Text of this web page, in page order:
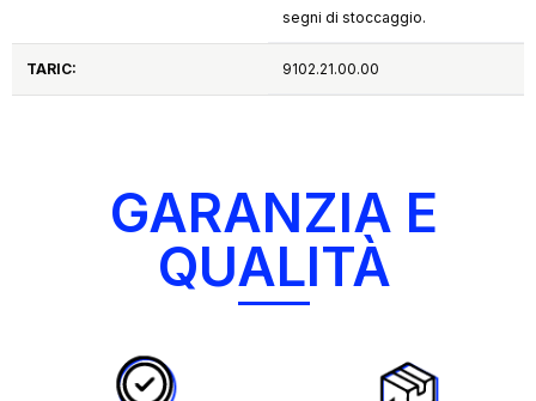
segni di stoccaggio.
TARIC: 9102.21.00.00
GARANZIA E
QUALITÀ